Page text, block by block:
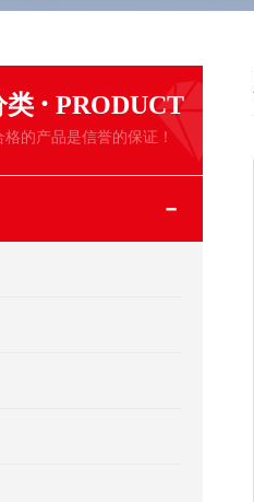
类 · PRODUCT
格的产品是信誉的保证！